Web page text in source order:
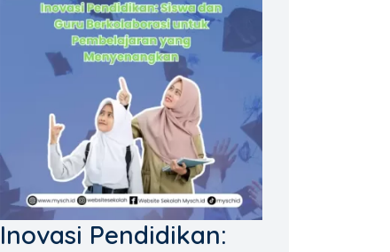
Inovasi Pendidikan: